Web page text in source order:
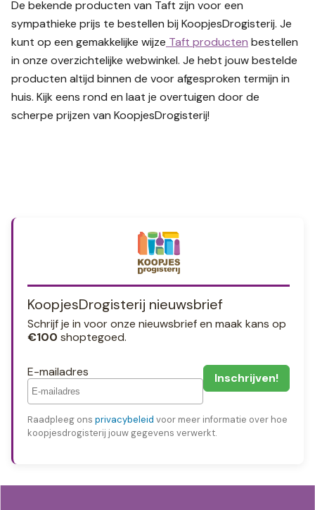
De bekende producten van Taft zijn voor een
sympathieke prijs te bestellen bij KoopjesDrogisterij. Je
kunt op een gemakkelijke wijze Taft producten bestellen
in onze overzichtelijke webwinkel. Je hebt jouw bestelde
producten altijd binnen de voor afgesproken termijn in
huis. Kijk eens rond en laat je overtuigen door de
scherpe prijzen van KoopjesDrogisterij!
KoopjesDrogisterij nieuwsbrief
Schrijf je in voor onze nieuwsbrief en maak kans op
€100 shoptegoed.
E-mailadres
Raadpleeg ons privacybeleid voor meer informatie over hoe
koopjesdrogisterij jouw gegevens verwerkt.